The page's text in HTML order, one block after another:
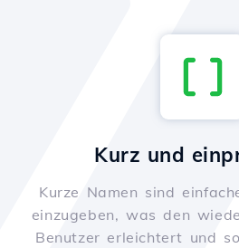
Kurz und
Kurze Namen sind
einzugeben, was den
Benutzer erleichtert und